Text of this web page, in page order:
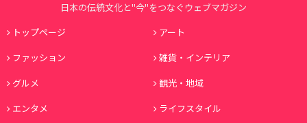
日本の伝統文化と"今"をつなぐウェブマガジン
トップページ
アート
ファッション
雑貨・インテリア
グルメ
観光・地域
エンタメ
ライフスタイル